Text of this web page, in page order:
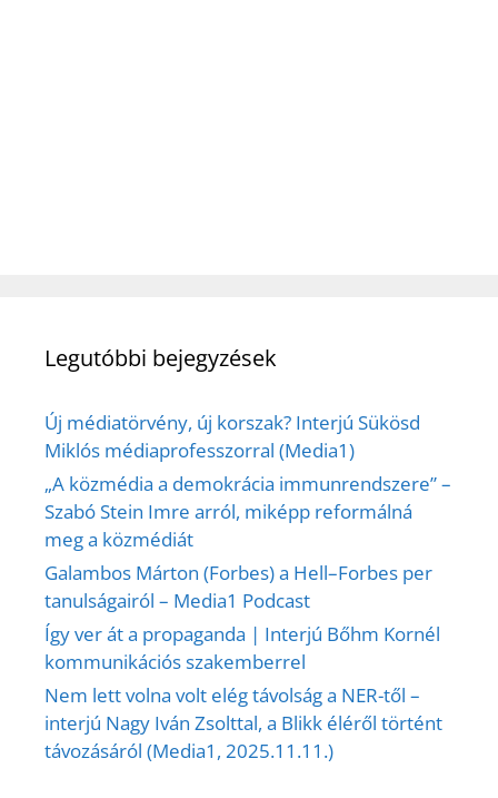
Legutóbbi bejegyzések
Új médiatörvény, új korszak? Interjú Sükösd
Miklós médiaprofesszorral (Media1)
„A közmédia a demokrácia immunrendszere” –
Szabó Stein Imre arról, miképp reformálná
meg a közmédiát
Galambos Márton (Forbes) a Hell–Forbes per
tanulságairól – Media1 Podcast
Így ver át a propaganda | Interjú Bőhm Kornél
kommunikációs szakemberrel
Nem lett volna volt elég távolság a NER-től –
interjú Nagy Iván Zsolttal, a Blikk éléről történt
távozásáról (Media1, 2025.11.11.)